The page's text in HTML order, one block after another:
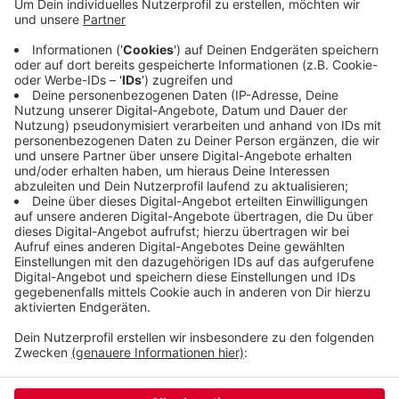
aber wieder zurücknehmen. Dass die Grünen sich
liegt nach Einschätzung der SPD an der schwarz-
grünen Koalition in Wuppertal. Die CDU sei in der
Drogenpolitik konservativ und die Grünen würden
da wohl Rücksicht nehmen.
Veröffentlicht:Mittwoch, 25.09.2019 06:14
Anzeige
Anzeige